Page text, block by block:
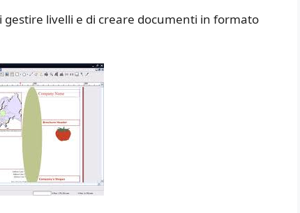
livelli e di creare documenti in formato